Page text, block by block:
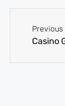
Previous